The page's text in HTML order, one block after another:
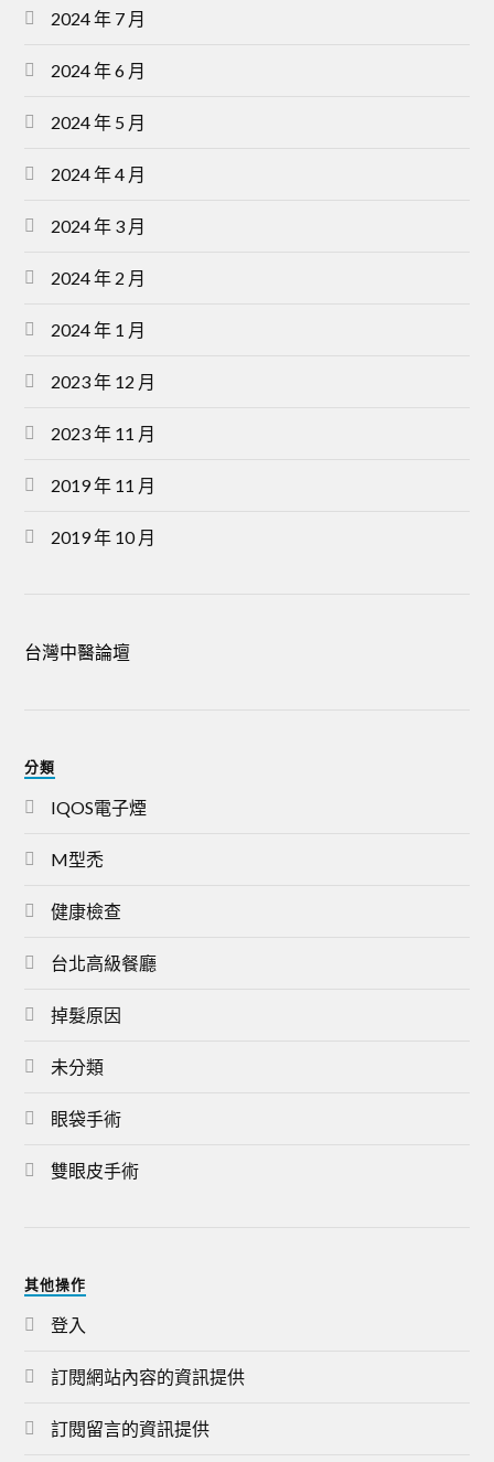
2024 年 7 月
2024 年 6 月
2024 年 5 月
2024 年 4 月
2024 年 3 月
2024 年 2 月
2024 年 1 月
2023 年 12 月
2023 年 11 月
2019 年 11 月
2019 年 10 月
台灣中醫論壇
分類
IQOS電子煙
M型禿
健康檢查
台北高級餐廳
掉髮原因
未分類
眼袋手術
雙眼皮手術
其他操作
登入
訂閱網站內容的資訊提供
訂閱留言的資訊提供